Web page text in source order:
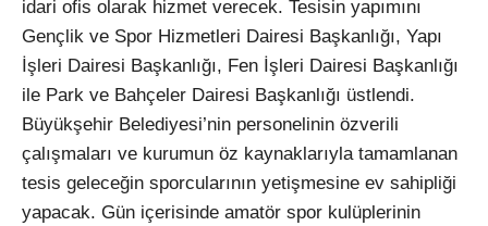
idari ofis olarak hizmet verecek. Tesisin yapımını
Gençlik ve Spor Hizmetleri Dairesi Başkanlığı, Yapı
İşleri Dairesi Başkanlığı, Fen İşleri Dairesi Başkanlığı
ile Park ve Bahçeler Dairesi Başkanlığı üstlendi.
Büyükşehir Belediyesi’nin personelinin özverili
çalışmaları ve kurumun öz kaynaklarıyla tamamlanan
tesis geleceğin sporcularının yetişmesine ev sahipliği
yapacak. Gün içerisinde amatör spor kulüplerinin